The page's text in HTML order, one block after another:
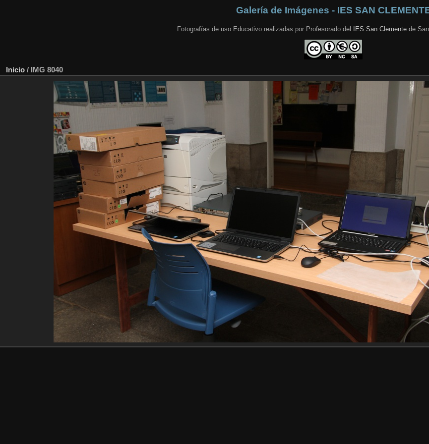
Galería de Imágenes - IES SAN
Fotografías de uso Educativo realizadas por Profesorado del IES San Clementede
Inicio / IMG 8040